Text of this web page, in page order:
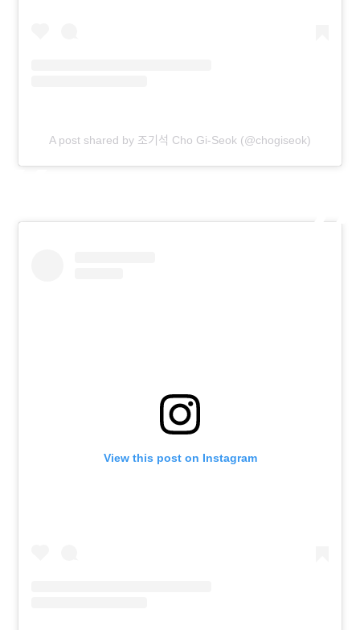
A post shared by 조기석 Cho Gi-Seok (@chogiseok)
View this post on Instagram